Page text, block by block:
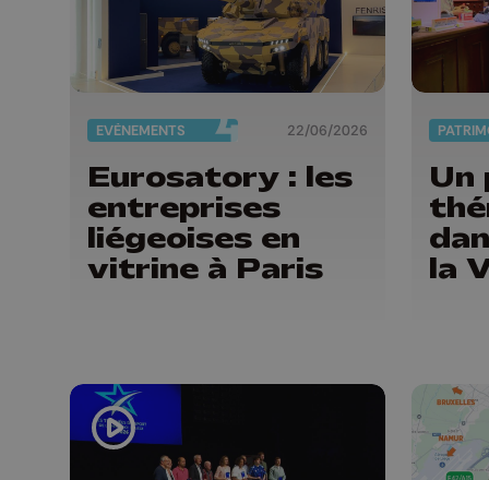
EVÈNEMENTS 22/06/2026
Eurosatory : les
entreprises
liégeoises en
vitrine à Paris
Un
la